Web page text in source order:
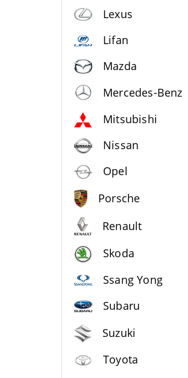
Lexus
Lifan
Mazda
Mercedes-Benz
Mitsubishi
Nissan
Opel
Porsche
Renault
Skoda
Ssang Yong
Subaru
Suzuki
Toyota